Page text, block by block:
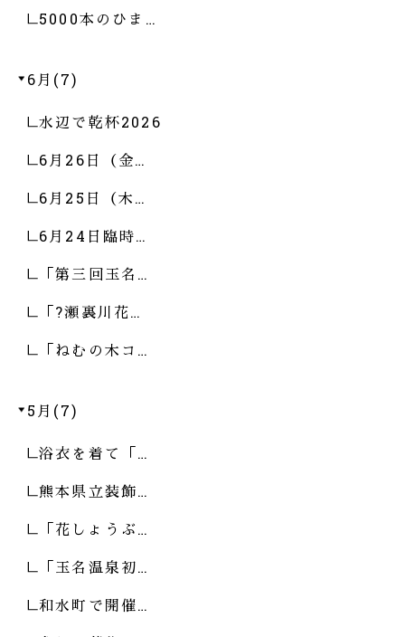
5000本のひま…
6月(7)
水辺で乾杯2026
6月26日（金…
6月25日（木…
6月24日臨時…
「第三回玉名…
「?瀬裏川花…
「ねむの木コ…
5月(7)
浴衣を着て「…
熊本県立装飾…
「花しょうぶ…
「玉名温泉初…
和水町で開催…